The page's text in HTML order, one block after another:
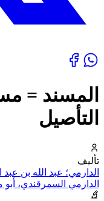
المسند =
التأصيل
تأليف
الدارمي؛ عبد الله بن
الدارمي السمرقندي، أبو